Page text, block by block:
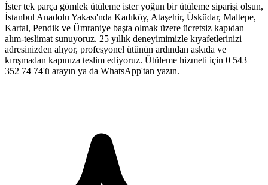
İster tek parça gömlek ütüleme ister yoğun bir ütüleme siparişi olsun,
İstanbul Anadolu Yakası'nda Kadıköy, Ataşehir, Üsküdar, Maltepe,
Kartal, Pendik ve Ümraniye başta olmak üzere ücretsiz kapıdan
alım-teslimat sunuyoruz. 25 yıllık deneyimimizle kıyafetlerinizi
adresinizden alıyor, profesyonel ütünün ardından askıda ve
kırışmadan kapınıza teslim ediyoruz. Ütüleme hizmeti için 0 543
352 74 74'ü arayın ya da WhatsApp'tan yazın.